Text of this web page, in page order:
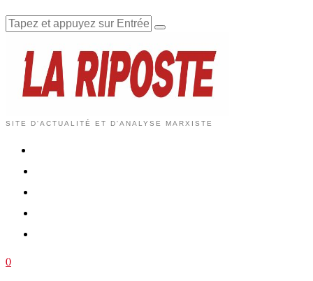
SITE D'ACTUALITÉ ET D'ANALYSE MARXISTE
0